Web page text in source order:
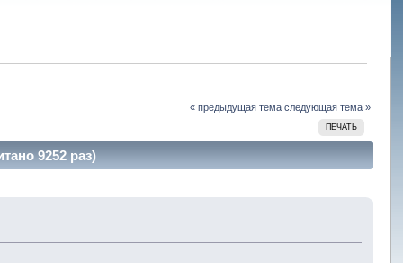
« предыдущая тема следующая тема »
ПЕЧАТЬ
9252 раз)